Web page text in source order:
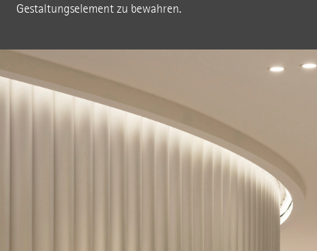
Gestaltungselement zu bewahren.